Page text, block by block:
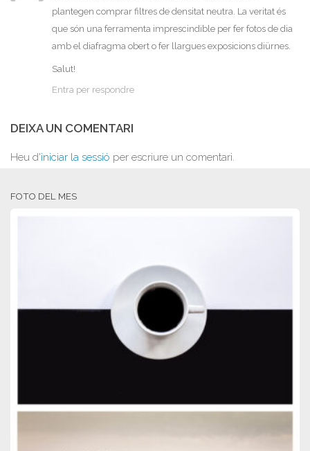
plantegen comprar filtres de densitat neutra. La veritat és
que són una ferramenta imprescindible per fer fotos de dia
amb el diafragma obert o fer llargues exposicions diürnes.
Salut!
Entra per respondre
DEIXA UN COMENTARI
Heu d'iniciar la sessió per escriure un comentari.
FOTO DEL MES